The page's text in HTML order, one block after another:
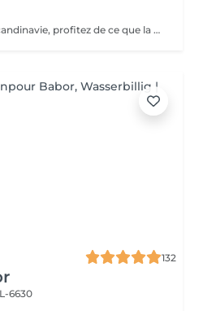
Evadez-vous au cur de la Scandinavie, profitez de ce que la nature a, à vous offrir Une parenthèse végétale très inspirante pour déconnecter et se reconnecter Véritable moment de relaxation complète. Sauna infrarouge, Massage shiatsu, bol d'air jacquier, douche. Onction du huiles précieuses, hammam crânien et facial, bains rythmés avec méditation guidée, exercices de sophrologie, shampooing, pose de masque et massage crânien, rituel de la cascade, rinçage à l'infusion de plantes et pulvérisation d'hydrolats qui clôturent le soin. Ne comprend pas le séchage des cheveux.
132
6630